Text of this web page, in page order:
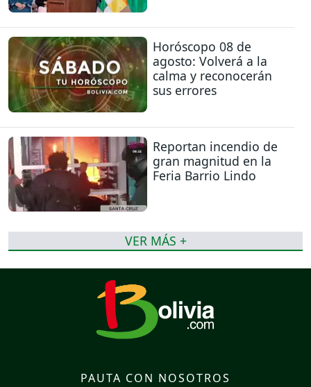
Horóscopo 08 de
agosto: Volverá a la
calma y reconocerán
sus errores
Reportan incendio de
gran magnitud en la
Feria Barrio Lindo
VER MÁS +
PAUTA CON NOSOTROS